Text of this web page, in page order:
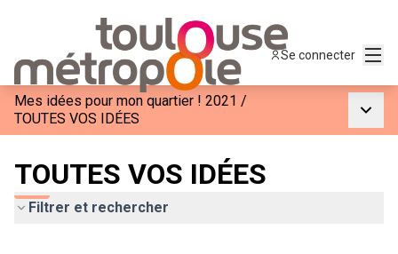
Se connecter
Mes idées pour mon quartier ! 2021 /
TOUTES VOS IDÉES
TOUTES VOS IDÉES
Filtrer et rechercher